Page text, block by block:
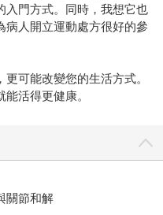
入門方式。同時，我想它也
病人開立運動處方很好的參
可能改變您的生活方式。
活得更健康。
關節和解